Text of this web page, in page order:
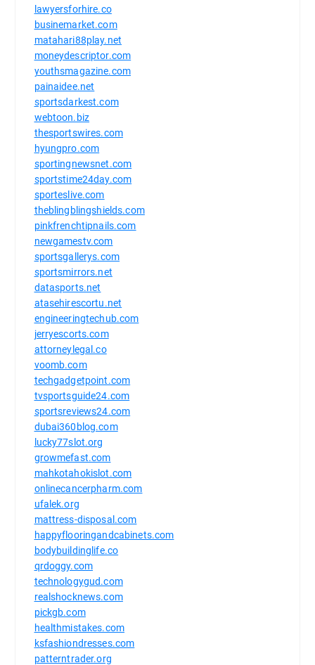
lawyersforhire.co
businemarket.com
matahari88play.net
moneydescriptor.com
youthsmagazine.com
painaidee.net
sportsdarkest.com
webtoon.biz
thesportswires.com
hyungpro.com
sportingnewsnet.com
sportstime24day.com
sporteslive.com
theblingblingshields.com
pinkfrenchtipnails.com
newgamestv.com
sportsgallerys.com
sportsmirrors.net
datasports.net
atasehirescortu.net
engineeringtechub.com
jerryescorts.com
attorneylegal.co
voomb.com
techgadgetpoint.com
tvsportsguide24.com
sportsreviews24.com
dubai360blog.com
lucky77slot.org
growmefast.com
mahkotahokislot.com
onlinecancerpharm.com
ufalek.org
mattress-disposal.com
happyflooringandcabinets.com
bodybuildinglife.co
qrdoggy.com
technologygud.com
realshocknews.com
pickgb.com
healthmistakes.com
ksfashiondresses.com
patterntrader.org